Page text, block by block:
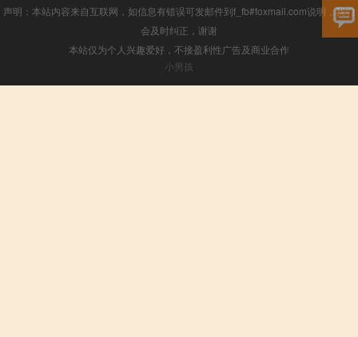
声明：本站内容来自互联网，如信息有错误可发邮件到f_fb#foxmail.com说明，我们
会及时纠正，谢谢
本站仅为个人兴趣爱好，不接盈利性广告及商业合作
小男孩